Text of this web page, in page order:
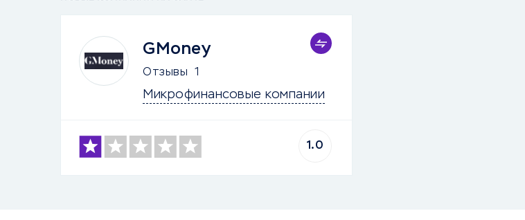
GMoney
Отзывы 1
Микрофинансовые компании
1.0